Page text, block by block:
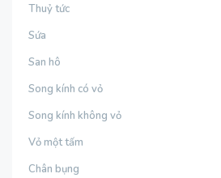
Thuỷ tức
Sứa
San hô
Song kính có vỏ
Song kính không vỏ
Vỏ một tấm
Chân bụng